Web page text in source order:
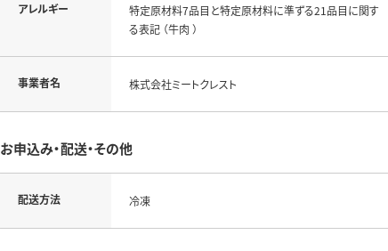
アレルギー
特定原材料7品目と特定原材料に準ずる21品目に関す
る表記 （牛肉 ）
事業者名 株式会社ミートクレスト
お申込み・配送・その他
配送方法 冷凍